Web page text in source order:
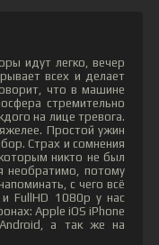
идут легко, вечер
всех и делает
что в машине
стремительно
на лице тревога.
Простой ужин
Страх и сомнения
никто не был
необратимо, потому
с чего всё
FullHD 1080p у нас
Apple iOS iPhone
а так же на